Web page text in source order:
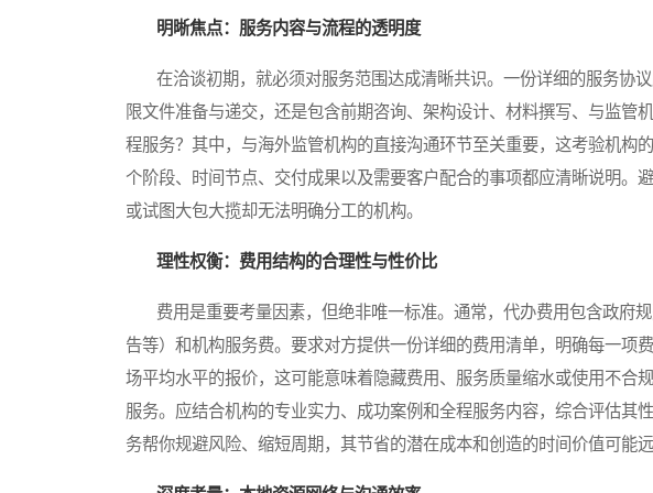
明晰焦点：服务内容与流程的透明度
在洽谈初期，就必须对服务范围达成清晰共识。一份详细的服务协
限文件准备与递交，还是包含前期咨询、架构设计、材料撰写、与监管
程服务？其中，与海外监管机构的直接沟通环节至关重要，这考验机构
个阶段、时间节点、交付成果以及需要客户配合的事项都应清晰说明。
或试图大包大揽却无法明确分工的机构。
理性权衡：费用结构的合理性与性价比
费用是重要考量因素，但绝非唯一标准。通常，代办费用包含政府
告等）和机构服务费。要求对方提供一份详细的费用清单，明确每一项
场平均水平的报价，这可能意味着隐藏费用、服务质量缩水或使用不合
服务。应结合机构的专业实力、成功案例和全程服务内容，综合评估其
务帮你规避风险、缩短周期，其节省的潜在成本和创造的时间价值可能远